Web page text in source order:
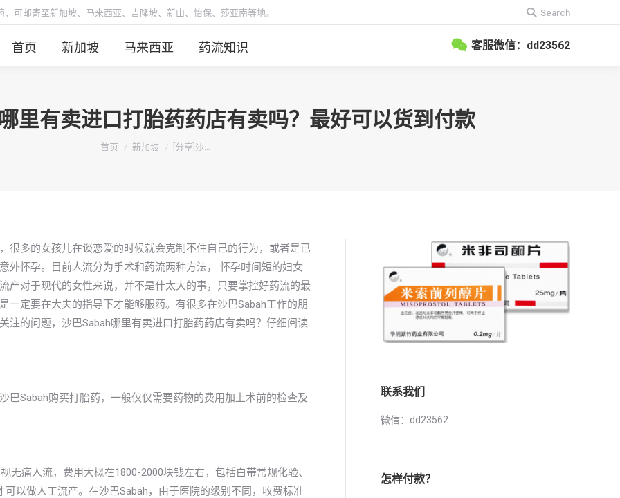
可邮寄至新加坡、马来西亚、吉隆坡、新山、怡保、莎亚南等地。
搜
索：
Search
首页 新加坡 马来西亚 药流知识 客服微信：dd23562
里有卖进口打胎药药店有卖吗？最好可以货到付款
你在这里：
首页 新加坡 [分享]沙…
很多的女孩儿在谈恋爱的时候就会克制不住自己的行为，或者是已
外怀孕。目前人流分为手术和药流两种方法， 怀孕时间短的妇女
产对于现代的女性来说，并不是什太大的事，只要掌控好药流的最
定要在大夫的指导下才能够服药。有很多在沙巴Sabah工作的朋
注的问题，沙巴Sabah哪里有卖进口打胎药药店有卖吗？仔细阅读
巴Sabah购买打胎药，一般仅仅需要药物的费用加上术前的检查及
痛人流，费用大概在1800-2000块钱左右，包括白带常规化验、
以做人工流产。在沙巴Sabah，由于医院的级别不同，收费标准
联系我们
微信：dd23562
怎样付款？